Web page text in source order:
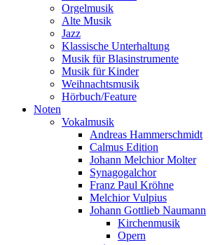
Orgelmusik
Alte Musik
Jazz
Klassische Unterhaltung
Musik für Blasinstrumente
Musik für Kinder
Weihnachtsmusik
Hörbuch/Feature
Noten
Vokalmusik
Andreas Hammerschmidt
Calmus Edition
Johann Melchior Molter
Synagogalchor
Franz Paul Kröhne
Melchior Vulpius
Johann Gottlieb Naumann
Kirchenmusik
Opern